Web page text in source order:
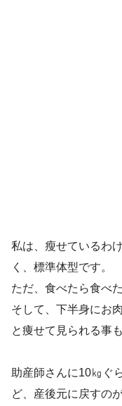
私は、瘦せているわ
く、標準体型です。
ただ、食べたら食べ
そして、下半身にお
と痩せて見られる事
助産師さんに10㎏ぐ
ど、産後元に戻すの